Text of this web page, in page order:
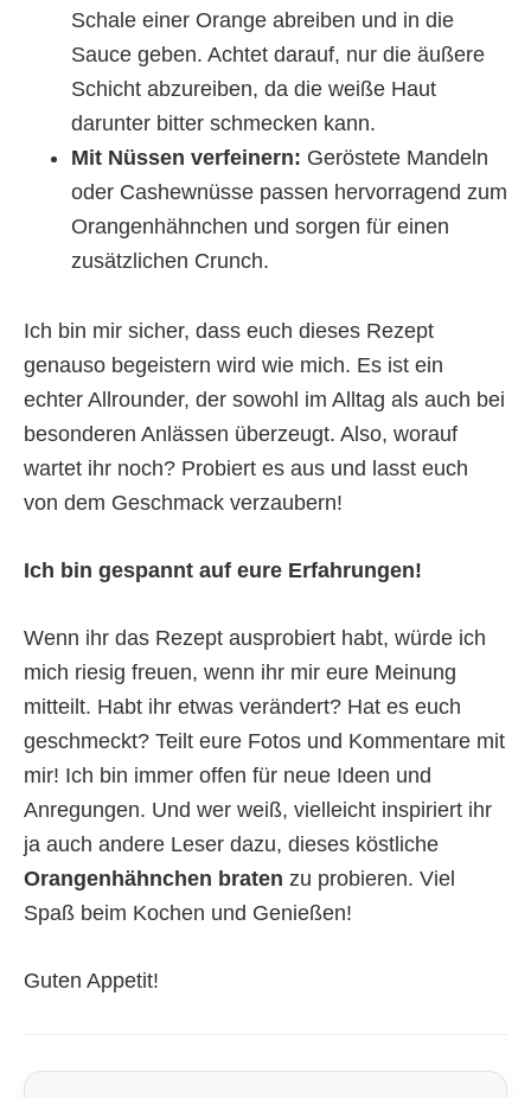
Schale einer Orange abreiben und in die
Sauce geben. Achtet darauf, nur die äußere
Schicht abzureiben, da die weiße Haut
darunter bitter schmecken kann.
Mit Nüssen verfeinern: Geröstete Mandeln
oder Cashewnüsse passen hervorragend zum
Orangenhähnchen und sorgen für einen
zusätzlichen Crunch.
Ich bin mir sicher, dass euch dieses Rezept
genauso begeistern wird wie mich. Es ist ein
echter Allrounder, der sowohl im Alltag als auch bei
besonderen Anlässen überzeugt. Also, worauf
wartet ihr noch? Probiert es aus und lasst euch
von dem Geschmack verzaubern!
Ich bin gespannt auf eure Erfahrungen!
Wenn ihr das Rezept ausprobiert habt, würde ich
mich riesig freuen, wenn ihr mir eure Meinung
mitteilt. Habt ihr etwas verändert? Hat es euch
geschmeckt? Teilt eure Fotos und Kommentare mit
mir! Ich bin immer offen für neue Ideen und
Anregungen. Und wer weiß, vielleicht inspiriert ihr
ja auch andere Leser dazu, dieses köstliche
Orangenhähnchen braten zu probieren. Viel
Spaß beim Kochen und Genießen!
Guten Appetit!